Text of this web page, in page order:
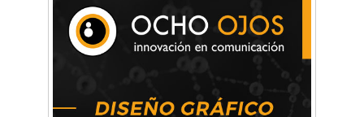
Mariana Croce: "Hoy las empresas necesitan
un asesoramiento integral para crecer con
seguridad"
Música, teatro, yoga, danza y mucho más:
Conocé todos los talleres para aprender y